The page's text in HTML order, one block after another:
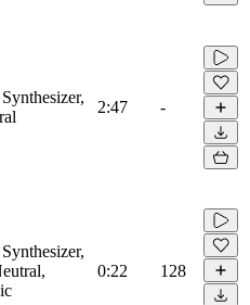
2:47 -
0:22 128